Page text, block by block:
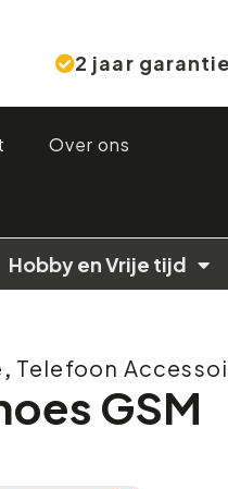
2 jaar garantie
Over ons
Hobby en Vrije tijd
, Telefoon
GSM